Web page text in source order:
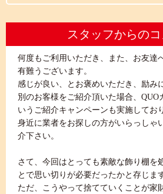
スタッフからのコ
何度もご利用いただき、また、お友達
有難うございます。
感じが良い、とお褒めいただき、励み
別のお客様をご紹介頂いた場合、QUO
いうご紹介キャンペーンも実施してお
身近に業者をお探しの方がいらっしゃ
介下さい。
さて、今回はとっても素敵な飾り棚を
とで思い切りが必要だったかと存じま
ただ、こうやって捨てていくことが家